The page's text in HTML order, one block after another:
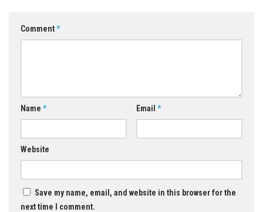
Comment*
Name * Email *
Website
Save my name, email, and website in this browser for the
next time I comment.